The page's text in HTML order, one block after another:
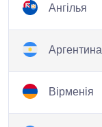
Ангілья
Аргентина
Вірменія